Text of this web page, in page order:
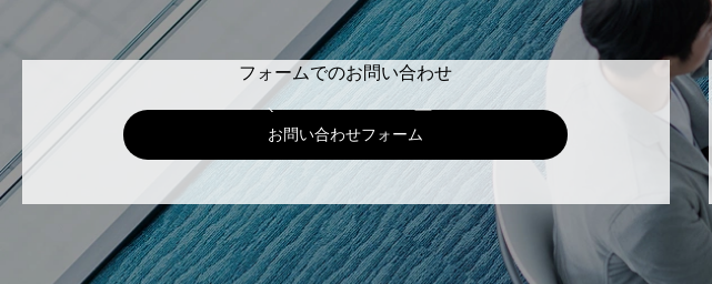
フォームでのお問い合わせ
お問い合わせフォーム